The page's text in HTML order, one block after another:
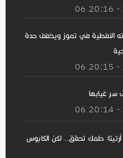
النفطية في تموز ويخفف حدة
غيابها
حلمك تحقق.. لكن الكابوس